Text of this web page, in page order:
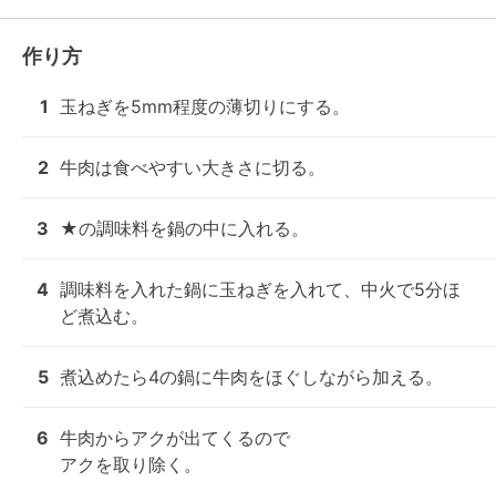
作り方
1 玉ねぎを5mm程度の薄切りにする。
2 牛肉は食べやすい大きさに切る。
3 ★の調味料を鍋の中に入れる。
4 調味料を入れた鍋に玉ねぎを入れて、中火で5分ほ
ど煮込む。
5 煮込めたら4の鍋に牛肉をほぐしながら加える。
6 牛肉からアクが出てくるので
アクを取り除く。